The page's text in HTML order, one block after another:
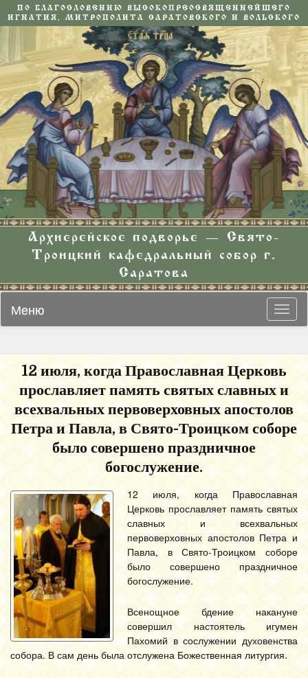
ПО БЛАГОСЛОВЕНИЮ ВЫСОКОПРЕОСВЯЩЕННЕЙШЕГО
ИГНАТИЯ, МИТРОПОЛИТА САРАТОВСКОГО И ВОЛЬСКОГО
Архиерейское подворье — Свято-
Троицкий кафедральный собор г.
Саратова
Меню
12 июля, когда Православная Церковь
прославляет память святых славных и
всехвальных первоверховных апостолов
Петра и Павла, в Свято-Троицком соборе
было совершено праздничное
богослужение.
12 июля, когда Православная
Церковь прославляет память святых
славных и всехвальных
первоверховных апостолов Петра и
Павла, в Свято-Троицком соборе
было совершено праздничное
богослужение.
Всенощное бдение накануне
совершил настоятель игумен
Пахомий в сослужении духовенства
собора. В сам день была отслужена Божественная литургия.